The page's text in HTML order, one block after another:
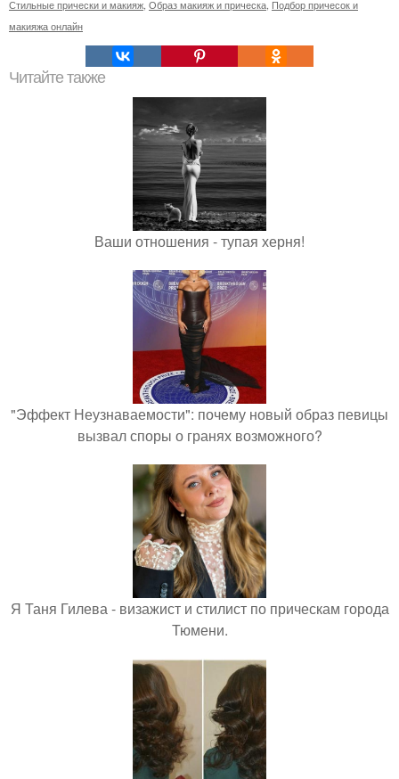
Стильные прически и макияж Образ макияж и прическа Подбор причесок и
макияжа онлайн
Читайте также
Ваши отношения - тупая херня!
"Эффект Неузнаваемости": почему новый образ певицы
вызвал споры о гранях возможного?
Я Таня Гилева - визажист и стилист по прическам города
Тюмени.